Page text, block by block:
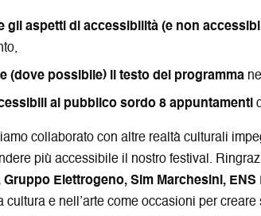
gli aspetti di accessibilità (e non
(dove possibile) il testo del programma
al pubblico sordo 8 appuntamenti
collaborato con altre realtà culturali
più accessibile il nostro festival.
Elettrogeno, Sim Marchesini,
cultura e nell’arte come occasioni per